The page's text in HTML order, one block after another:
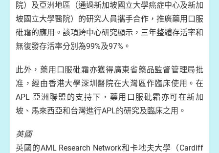
院）及亞洲地區（通過新加坡國立大學癌症中心及新加
坡國立大學醫院）的研究人員攜手合作，推廣藥用口服
砒霜的應用。該項跨中心研究顯示，三年整體存活率和
無復發存活率分別為99%及97%。
此外，藥用口服砒霜亦獲得廣東省藥品監督管理局批
准，經由香港大學深圳醫院在大灣區作臨床使用。在
APL 亞洲聯盟的支持下，藥用口服砒霜亦可在新加
坡、馬來西亞和台灣進行APL的研究及臨床之用。
英國
英國的AML Research Network和卡地夫大學（Cardiff